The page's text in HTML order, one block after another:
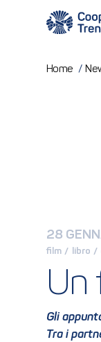
Home /
28
film / libro /
Un
Gli
Tra i